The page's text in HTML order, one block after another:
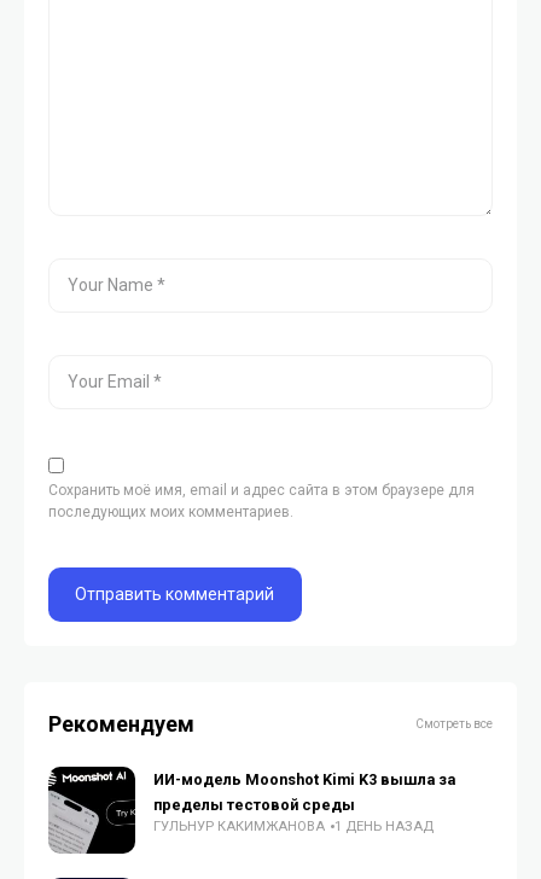
Сохранить моё имя, email и адрес сайта в этом браузере для
последующих моих комментариев.
Рекомендуем Смотреть все
ИИ-модель Moonshot Kimi K3 вышла за
пределы тестовой среды
ГУЛЬНУР КАКИМЖАНОВА 1 ДЕНЬ НАЗАД